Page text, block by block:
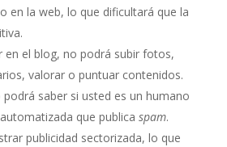
en la web, lo que dificultará que la
en el blog, no podrá subir fotos,
valorar o puntuar contenidos.
saber si usted es un humano
que publica spam.
publicidad sectorizada, lo que